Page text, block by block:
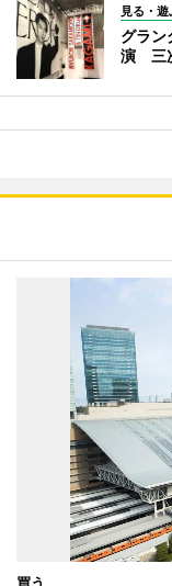
見る・遊
グラン
演 三
買う